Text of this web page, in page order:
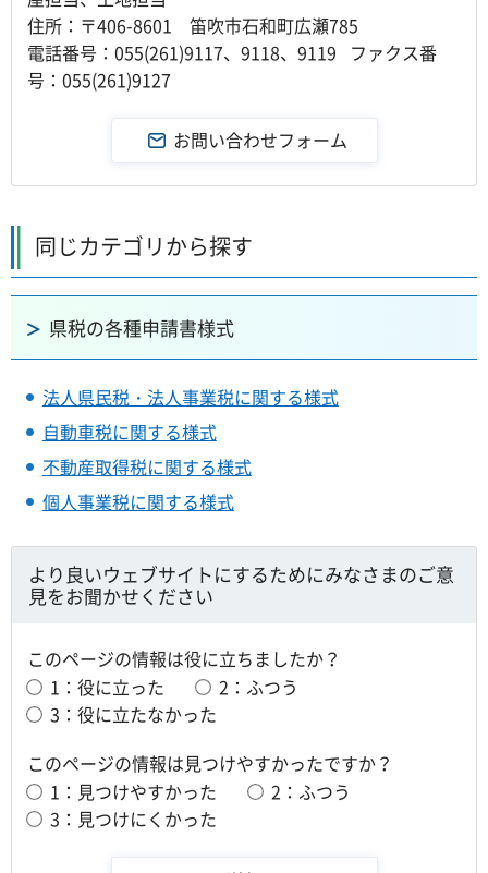
住所：〒406-8601 笛吹市石和町広瀬785
電話番号：055(261)9117、9118、9119 ファクス番
号：055(261)9127
同じカテゴリから探す
県税の各種申請書様式
法人県民税・法人事業税に関する様式
自動車税に関する様式
不動産取得税に関する様式
個人事業税に関する様式
より良いウェブサイトにするためにみなさまのご意
見をお聞かせください
このページの情報は役に立ちましたか？
1：役に立った
2：ふつう
3：役に立たなかった
このページの情報は見つけやすかったですか？
1：見つけやすかった
2：ふつう
3：見つけにくかった